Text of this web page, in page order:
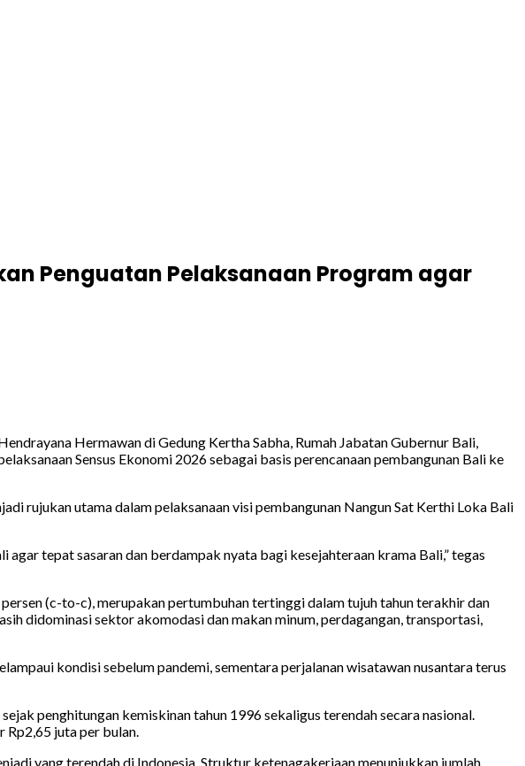
Penguatan Pelaksanaan Program agar
Hermawan di Gedung Kertha Sabha, Rumah Jabatan Gubernur Bali,
Sensus Ekonomi 2026 sebagai basis perencanaan pembangunan Bali ke
rujukan utama dalam pelaksanaan visi pembangunan Nangun Sat Kerthi Loka Bali
tepat sasaran dan berdampak nyata bagi kesejahteraan krama Bali,” tegas
(c-to-c), merupakan pertumbuhan tertinggi dalam tujuh tahun terakhir dan
didominasi sektor akomodasi dan makan minum, perdagangan, transportasi,
kondisi sebelum pandemi, sementara perjalanan wisatawan nusantara terus
penghitungan kemiskinan tahun 1996 sekaligus terendah secara nasional.
Rp2,65 juta per bulan.
yang terendah di Indonesia. Struktur ketenagakerjaan menunjukkan jumlah